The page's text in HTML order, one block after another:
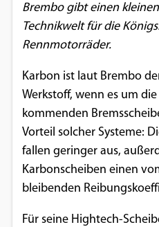
Brembo gibt einen
Technikwelt für die
Rennmotorräder.
Karbon ist laut Brembo
Werkstoff, wenn es um
kommenden
Vorteil solcher Systeme:
fallen geringer aus,
Karbonscheiben einen
bleibenden
Für seine Hightech-
einwandfreie
erforderlich.
Name:
cookie_consent
Zweck:
Dieser Cookie
Einverständnis-
1 Jahr